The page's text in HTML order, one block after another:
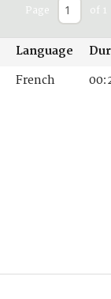
Page of 1
Language
French